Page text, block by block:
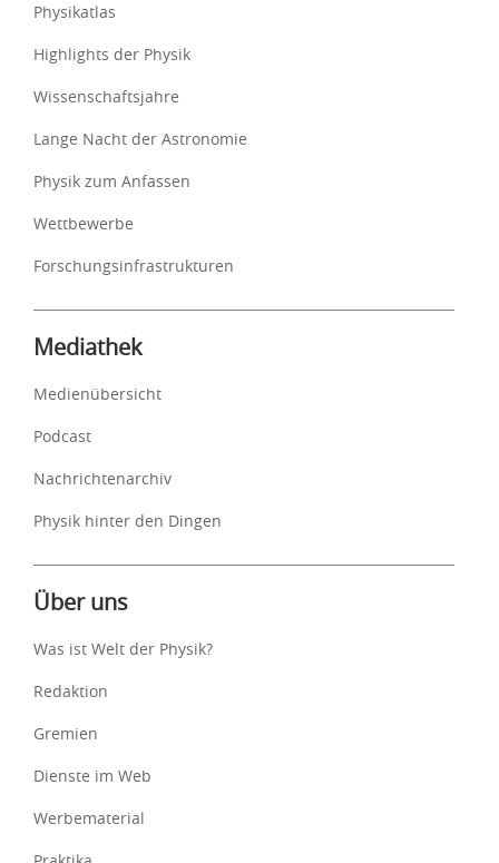
Physikatlas
Highlights der Physik
Wissenschaftsjahre
Lange Nacht der Astronomie
Physik zum Anfassen
Wettbewerbe
Forschungsinfrastrukturen
Mediathek
Medienübersicht
Podcast
Nachrichtenarchiv
Physik hinter den Dingen
Über uns
Was ist Welt der Physik?
Redaktion
Gremien
Dienste im Web
Werbematerial